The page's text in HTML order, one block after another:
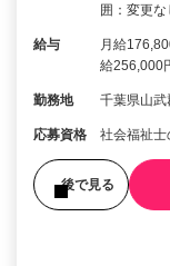
囲：変更な
給与
月給
給
勤務地 千葉県山
応募資格 社会福祉
後で見る